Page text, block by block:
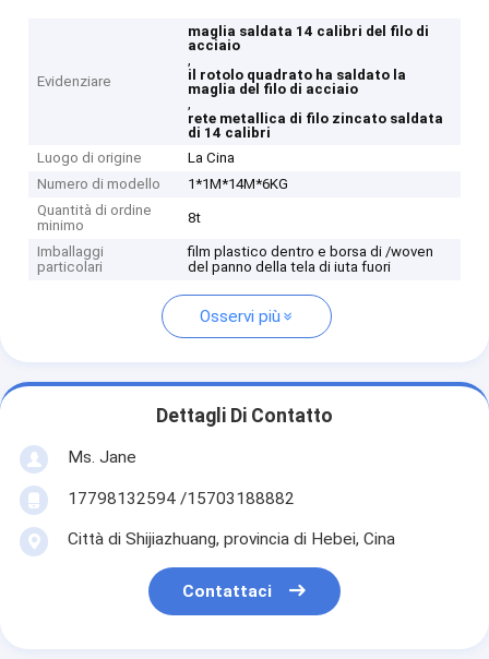
Evidenziare
maglia saldata 14 calibri del filo di
acciaio
,
il rotolo quadrato ha saldato la
maglia del filo di acciaio
,
rete metallica di filo zincato saldata
di 14 calibri
Luogo di origine
La Cina
Numero di modello
1*1M*14M*6KG
Quantità di ordine
minimo
8t
Imballaggi
particolari
film plastico dentro e borsa di /woven
del panno della tela di iuta fuori
Osservi più
Dettagli Di Contatto
Ms. Jane
17798132594 /15703188882
Città di Shijiazhuang, provincia di Hebei, Cina
Contattaci